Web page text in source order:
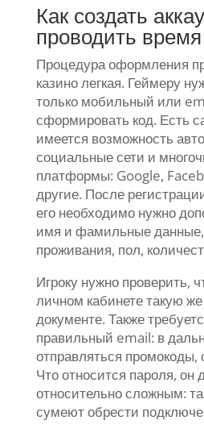
Как создать
проводить
Процедура оформления
казино легкая. Геймеру
только мобильный или
сформировать код. Есть
имеется возможность
социальные сети и
платформы: Google,
другие. После
его необходимо нужно
имя и фамильные
проживания, пол,
Игроку нужно проверить,
личном кабинете такую
документе. Также
правильный email: в
отправляться промокоды,
Что относится пароля, он
относительно сложным:
сумеют обрести